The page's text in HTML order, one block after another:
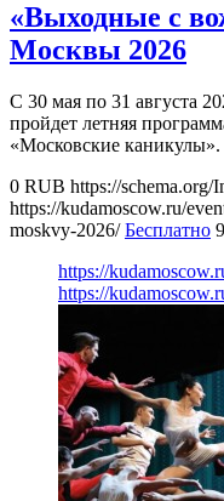
«Выходные с
Москвы 2026
С 30 мая по 31 августа
пройдет летняя
«Московские каникулы».
0 RUB https://schema.org/
https://kudamoscow.ru/
moskvy-2026/ Бесплатно
https://
https://